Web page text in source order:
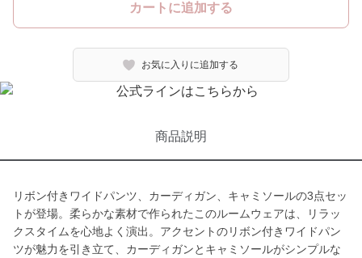
カートに追加する
お気に入りに追加する
商品説明
リボン付きワイドパンツ、カーディガン、キャミソールの3点セッ
トが登場。柔らかな素材で作られたこのルームウェアは、リラッ
クスタイムを心地よく演出。アクセントのリボン付きワイドパン
ツが魅力を引き立て、カーディガンとキャミソールがシンプルな